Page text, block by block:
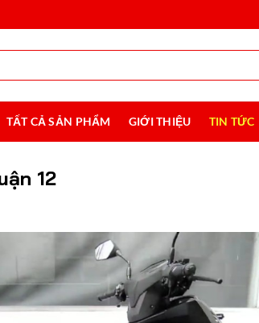
TẤT CẢ SẢN PHẨM GIỚI THIỆU TIN TỨC
12